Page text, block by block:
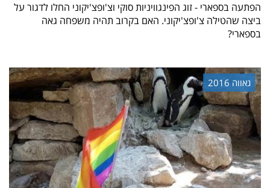
הפתעה בספארי - זוג הפינגוויניות סוקי וצ'ופצ'יקוני החלו לדגור על
ביצה שהטילה צ'ופצ'יקוני. האם בקרוב תהיה משפחה גאה
בספארי?
גאווה 2016